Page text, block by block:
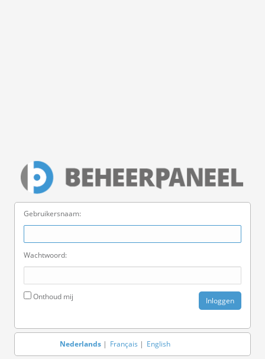
Gebruikersnaam:
Wachtwoord:
Onthoud mij
Nederlands Français English